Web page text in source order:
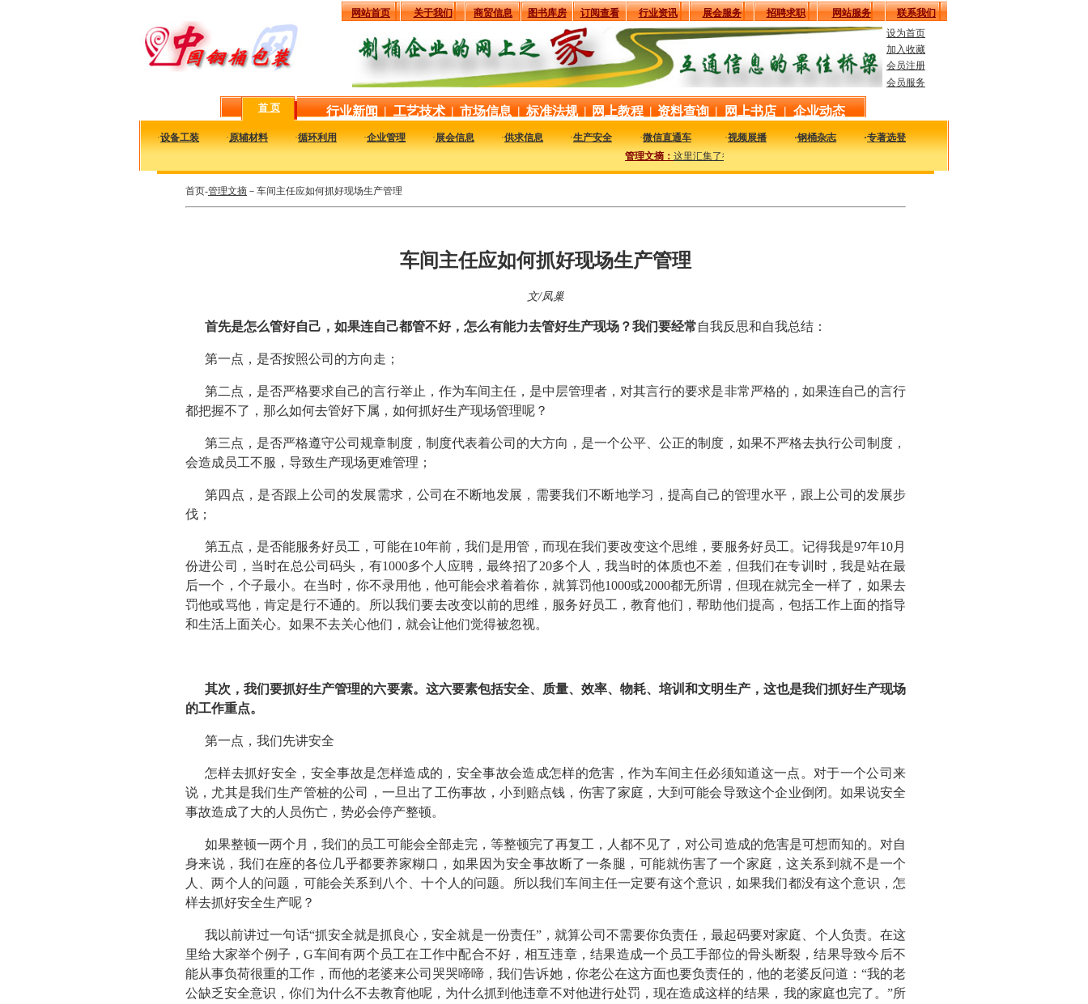
网站首页 关于我们 商贸信息 图书库房 订阅查看 行业资讯 展会服务 招聘求职 网站服务
联系我们
设为首页
加入收藏
会员注册
会员服务
首 页 行业新闻 | 工艺技术 | 市场信息 | 标准法规 | 网上教程 | 资料查询 | 网上书店 | 企业动态
·设备工装 ·原辅材料 ·循环利用 ·企业管理 ·展会信息 ·供求信息 ·生产安全 ·微信直通车 ·视频展播 ·钢桶杂志 ·专著选登
管理文摘：这里汇集了行业相关企业、科研单位、个人的管理经典文章，是您获得管理知识和经验的最佳途径。
首页-管理文摘 －车间主任应如何抓好现场生产管理
车间主任应如何抓好现场生产管理
文/凤巢
首先是怎么管好自己，如果连自己都管不好，怎么有能力去管好生产现场？我们要经常自我反思和自我总结：
第一点，是否按照公司的方向走；
第二点，是否严格要求自己的言行举止，作为车间主任，是中层管理者，对其言行的要求是非常严格的，如果连自己的言行
都把握不了，那么如何去管好下属，如何抓好生产现场管理呢？
第三点，是否严格遵守公司规章制度，制度代表着公司的大方向，是一个公平、公正的制度，如果不严格去执行公司制度，
会造成员工不服，导致生产现场更难管理；
第四点，是否跟上公司的发展需求，公司在不断地发展，需要我们不断地学习，提高自己的管理水平，跟上公司的发展步
伐；
第五点，是否能服务好员工，可能在10年前，我们是用管，而现在我们要改变这个思维，要服务好员工。记得我是97年10月
份进公司，当时在总公司码头，有1000多个人应聘，最终招了20多个人，我当时的体质也不差，但我们在专训时，我是站在最
后一个，个子最小。在当时，你不录用他，他可能会求着着你，就算罚他1000或2000都无所谓，但现在就完全一样了，如果去
罚他或骂他，肯定是行不通的。所以我们要去改变以前的思维，服务好员工，教育他们，帮助他们提高，包括工作上面的指导
和生活上面关心。如果不去关心他们，就会让他们觉得被忽视。
其次，我们要抓好生产管理的六要素。这六要素包括安全、质量、效率、物耗、培训和文明生产，这也是我们抓好生产现场
的工作重点。
第一点，我们先讲安全
怎样去抓好安全，安全事故是怎样造成的，安全事故会造成怎样的危害，作为车间主任必须知道这一点。对于一个公司来
说，尤其是我们生产管桩的公司，一旦出了工伤事故，小到赔点钱，伤害了家庭，大到可能会导致这个企业倒闭。如果说安全
事故造成了大的人员伤亡，势必会停产整顿。
如果整顿一两个月，我们的员工可能会全部走完，等整顿完了再复工，人都不见了，对公司造成的危害是可想而知的。对自
身来说，我们在座的各位几乎都要养家糊口，如果因为安全事故断了一条腿，可能就伤害了一个家庭，这关系到就不是一个
人、两个人的问题，可能会关系到八个、十个人的问题。所以我们车间主任一定要有这个意识，如果我们都没有这个意识，怎
样去抓好安全生产呢？
我以前讲过一句话“抓安全就是抓良心，安全就是一份责任”，就算公司不需要你负责任，最起码要对家庭、个人负责。在这
里给大家举个例子，G车间有两个员工在工作中配合不好，相互违章，结果造成一个员工手部位的骨头断裂，结果导致今后不
能从事负荷很重的工作，而他的老婆来公司哭哭啼啼，我们告诉她，你老公在这方面也要负责任的，他的老婆反问道：“我的老
公缺乏安全意识，你们为什么不去教育他呢，为什么抓到他违章不对他进行处罚，现在造成这样的结果，我的家庭也完了。”所